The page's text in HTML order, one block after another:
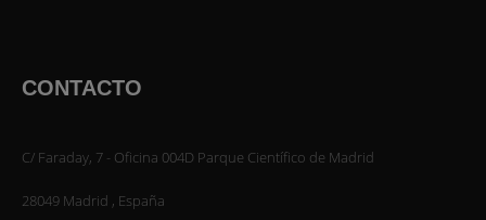
CONTACTO
C/ Faraday, 7 - Oficina 004D Parque Científico de Madrid
28049 Madrid , España